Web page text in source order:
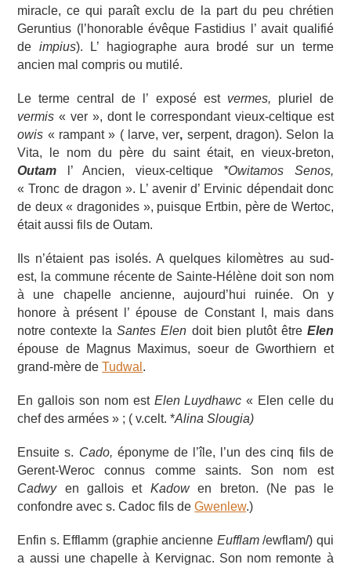
miracle, ce qui paraît exclu de la part du peu chrétien
Geruntius (l’honorable évêque Fastidius l’ avait qualifié
de impius). L’ hagiographe aura brodé sur un terme
ancien mal compris ou mutilé.
Le terme central de l’ exposé est vermes, pluriel de
vermis« ver », dont le correspondant vieux-celtique est
owis « rampant » ( larve, ver, serpent, dragon). Selon la
Vita, le nom du père du saint était, en vieux-breton,
Outam l’ Ancien, vieux-celtique *Owitamos Senos,
« Tronc de dragon ». L’ avenir d’ Ervinic dépendait donc
de deux « dragonides », puisque Ertbin, père de Wertoc,
était aussi fils de Outam.
Ils n’étaient pas isolés. A quelques kilomètres au sud-
est, la commune récente de Sainte-Hélène doit son nom
à une chapelle ancienne, aujourd’hui ruinée. On y
honore à présent l’ épouse de Constant I , mais dans
notre contexte laSantes Elen doit bien plutôt être Elen
épouse de Magnus Maximus, soeur de Gworthiern et
grand-mère deTudwal .
En gallois son nom est Elen Luydhawc« Elen celle du
chef des armées » ; ( v.celt. *Alina Slougia)
Ensuite s. Cado, éponyme de l’île, l’un des cinq fils de
Gerent-Weroc connus comme saints. Son nom est
Cadwyen gallois et Kadowen breton. (Ne pas le
confondre avec s. Cadoc fils deGwenlew.)
Enfin s. Efflamm (graphie ancienne Eufflam/ewflam/) qui
a aussi une chapelle à Kervignac. Son nom remonte à